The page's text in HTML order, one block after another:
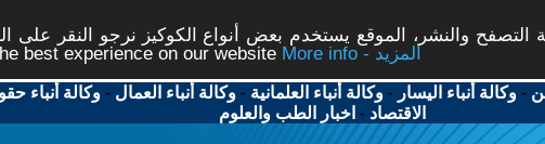
والنشر، الموقع يستخدم بعض أنواع الكوكيز نرجو النقر على
best experience on our website
More info - المزيد
-وكالة أنباء اليسار -وكالة أنباء العلمانية -وكالة أنباء العمال -وكالة أنباء
الاقتصاد - اخبار الطب والعلوم